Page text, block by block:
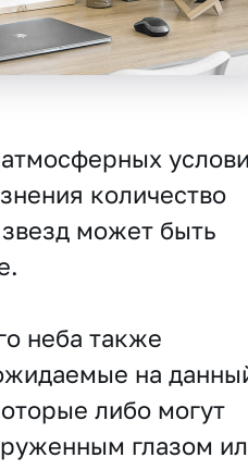
количество
может быть
неба также
на
либо могут
глазом